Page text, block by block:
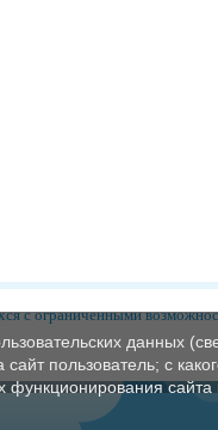
с ограниченными
данных
пользователь; с